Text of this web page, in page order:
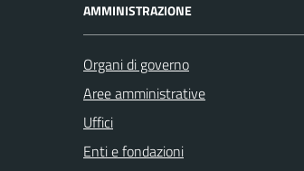
AMMINISTRAZIONE
Organi di governo
Aree amministrative
Uffici
Enti e fondazioni